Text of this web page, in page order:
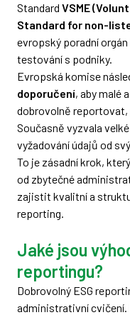
Standard VSME
Standard for non-
evropský poradní
testování s podniky.
Evropská komise
doporučení, aby malé
dobrovolně reportovat,
Současně vyzvala
vyžadování údajů od
To je zásadní krok,
od zbytečné
zajistit kvalitní a
reporting.
Jaké jsou
reportingu?
Dobrovolný ESG
administrativní